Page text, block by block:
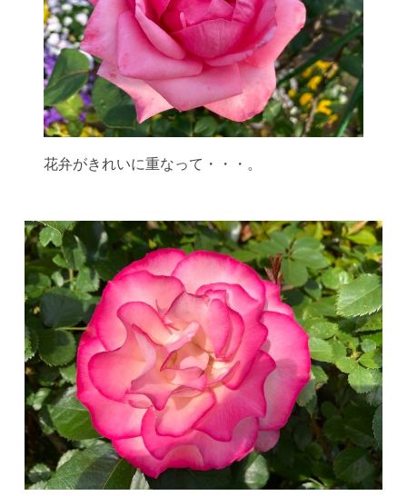
花弁がきれいに重なって・・・。